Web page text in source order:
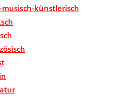
künstlerisch